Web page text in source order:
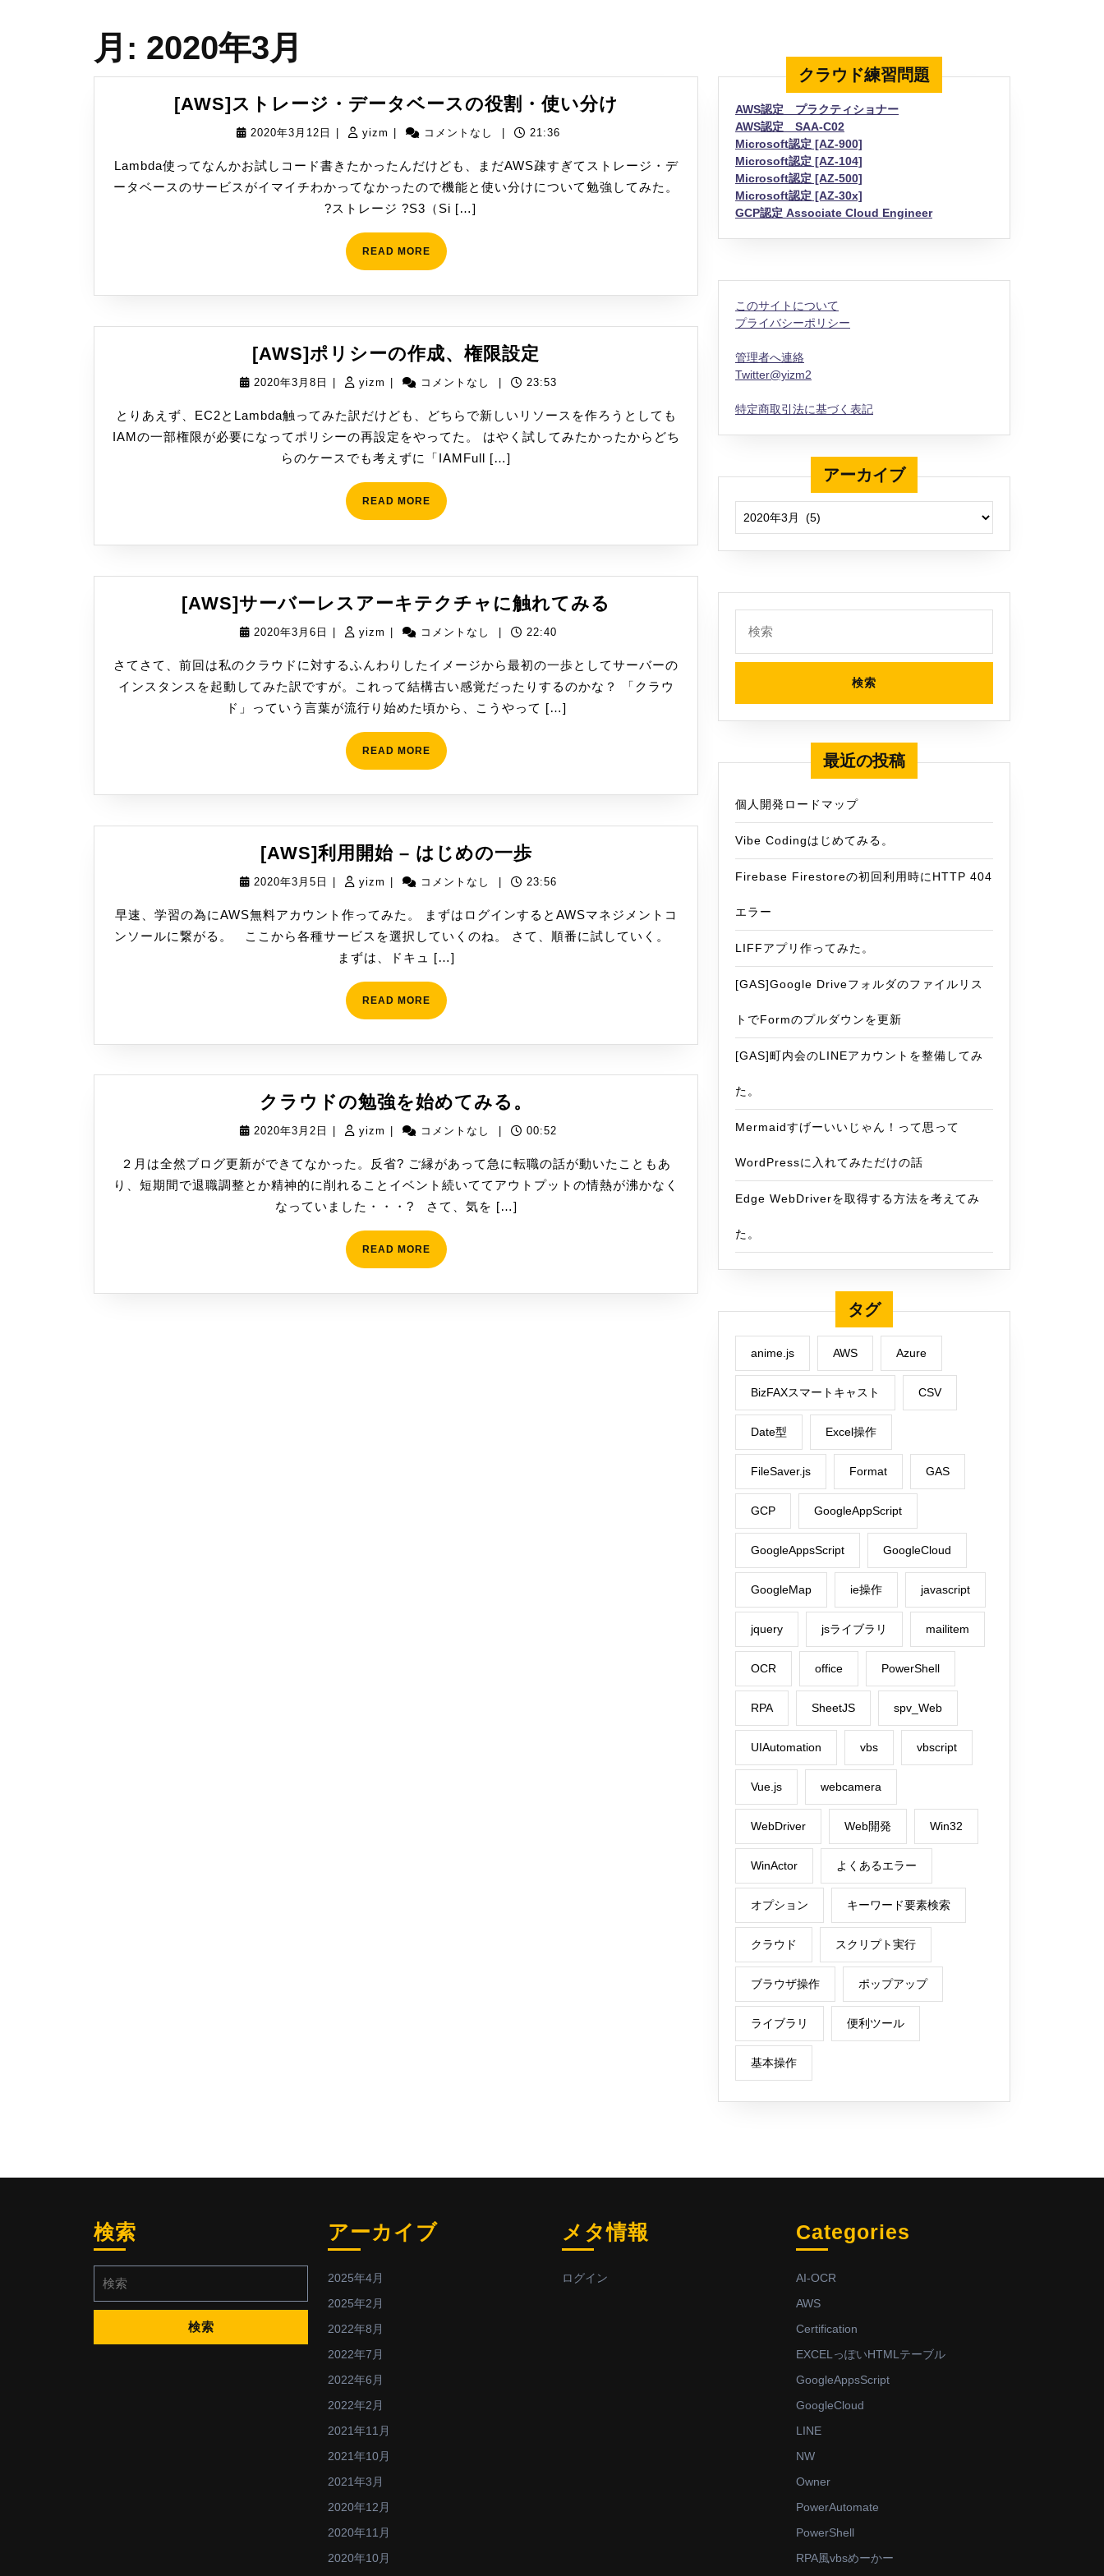
月: 2020年3月
[AWS]ストレージ・データベースの役割・使い分け
レ
ー
ベ
使
い
2020年3月12日
2020
3
月
12
yizm yizm コメントなし 21:36
Lambda使ってなんかお試しコード書きたかったんだけども、まだAWS疎すぎてストレージ・デ
ータベースのサービスがイマイチわかってなかったので機能と使い分けについて勉強してみた。
?ストレージ ?S3（Si […]
READ MOREREAD
MORE
[AWS]ポリシーの作成、権限設定
ポ
シ
ー
限
2020年3月8日
2020
3
月
8
yizm yizm コメントなし 23:53
とりあえず、EC2とLambda触ってみた訳だけども、どちらで新しいリソースを作ろうとしても
IAMの一部権限が必要になってポリシーの再設定をやってた。 はやく試してみたかったからどち
らのケースでも考えずに「IAMFull […]
READ MOREREAD
MORE
[AWS]サーバーレスアーキテクチャに触れてみる
バ
ー
キ
触
れ
2020年3月6日
2020
月
6
yizm yizm コメントなし 22:40
さてさて、前回は私のクラウドに対するふんわりしたイメージから最初の一歩としてサーバーの
インスタンスを起動してみた訳ですが。これって結構古い感覚だったりするのかな？ 「クラウ
ド」っていう言葉が流行り始めた頃から、こうやって […]
READ MOREREAD
MORE
[AWS]利用開始 – はじめの一歩[AWS]
利
開
始
の
2020年3月5日
2020
3
月
| yizm yizm
| コメントなし | 23:56
早速、学習の為にAWS無料アカウント作ってみた。 まずはログインするとAWSマネジメントコ
ンソールに繋がる。 ここから各種サービスを選択していくのね。 さて、順番に試していく。
まずは、ドキュ […]
READ MOREREAD
MORE
クラウドの勉強を始めてみる。
ラ
ド
の
め
2020年3月2日
2020
3
月
2
yizm yizm コメントなし 00:52
２月は全然ブログ更新ができてなかった。反省? ご縁があって急に転職の話が動いたこともあ
り、短期間で退職調整とか精神的に削れることイベント続いててアウトプットの情熱が沸かなく
なっていました・・・? さて、気を […]
READ MOREREAD
MORE
クラウド練習問題
AWS認定 プラクティショナー
AWS認定 SAA-C02
Microsoft認定 [AZ-900]
Microsoft認定 [AZ-104]
Microsoft認定 [AZ-500]
Microsoft認定 [AZ-30x]
GCP認定 Associate Cloud Engineer
このサイトについて
プライバシーポリシー
管理者へ連絡
Twitter@yizm2
特定商取引法に基づく表記
アーカイブ
索:
最近の投稿
個人開発ロードマップ
Vibe Codingはじめてみる。
Firebase Firestoreの初回利用時にHTTP 404
エラー
LIFFアプリ作ってみた。
[GAS]Google Driveフォルダのファイルリス
トでFormのプルダウンを更新
[GAS]町内会のLINEアカウントを整備してみ
た。
Mermaidすげーいいじゃん！って思って
WordPressに入れてみただけの話
Edge WebDriverを取得する方法を考えてみ
た。
タグ
anime.js AWS Azure
BizFAXスマートキャスト CSV
Date型 Excel操作
FileSaver.js Format GAS
GCP GoogleAppScript
GoogleAppsScript GoogleCloud
GoogleMap ie操作 javascript
jquery jsライブラリ mailitem
OCR office PowerShell
RPA SheetJS spv_Web
UIAutomation vbs vbscript
Vue.js webcamera
WebDriver Web開発 Win32
WinActor よくあるエラー
オプション キーワード要素検索
クラウド スクリプト実行
ブラウザ操作 ポップアップ
ライブラリ 便利ツール
基本操作
検索
索:
アーカイブ
2025年4月
2025年2月
2022年8月
2022年7月
2022年6月
2022年2月
2021年11月
2021年10月
2021年3月
2020年12月
2020年11月
2020年10月
メタ情報
ログイン
Categories
AI-OCR
AWS
Certification
EXCELっぽいHTMLテーブル
GoogleAppsScript
GoogleCloud
LINE
NW
Owner
PowerAutomate
PowerShell
RPA風vbsめーかー